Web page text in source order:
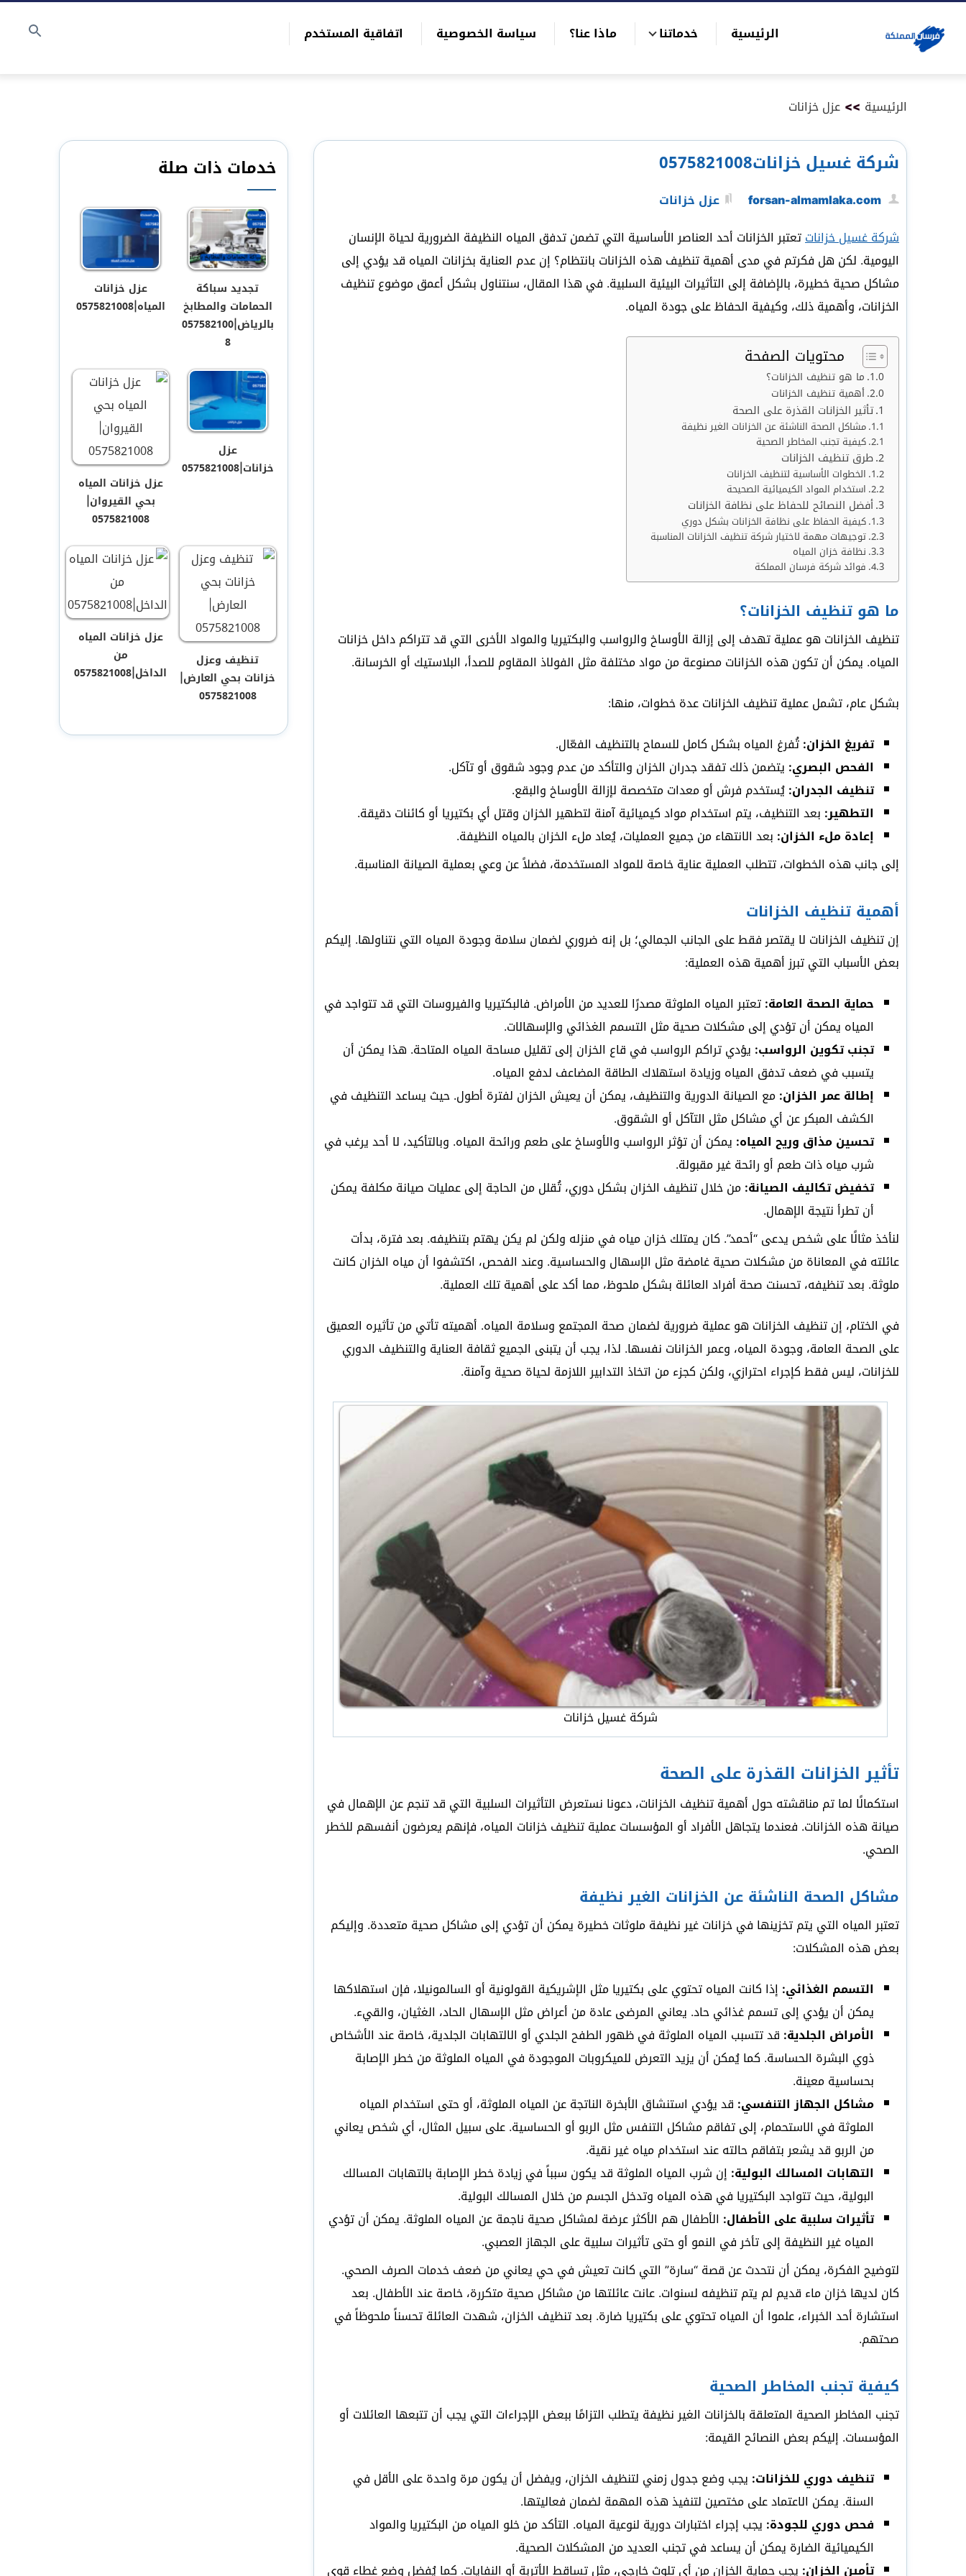
المحتوى
الرئيسية خدماتنا ماذا عنا؟ سياسة الخصوصية اتفاقية المستخدم
الرئيسية >> عزل خزانات
شركة غسيل خزانات0575821008
forsan-almamlaka.com
عزل خزانات
شركة غسيل خزاناتتعتبر الخزانات أحد العناصر الأساسية التي تضمن تدفق المياه النظيفة الضرورية لحياة الإنسان
اليومية. لكن هل فكرتم في مدى أهمية تنظيف هذه الخزانات بانتظام؟ إن عدم العناية بخزانات المياه قد يؤدي إلى
مشاكل صحية خطيرة، بالإضافة إلى التأثيرات البيئية السلبية. في هذا المقال، سنتناول بشكل أعمق موضوع تنظيف
الخزانات، وأهمية ذلك، وكيفية الحفاظ على جودة المياه.
محتويات الصفحة
ما هو تنظيف الخزانات؟
أهمية تنظيف الخزانات
تأثير الخزانات القذرة على الصحة
مشاكل الصحة الناشئة عن الخزانات الغير نظيفة
كيفية تجنب المخاطر الصحية
طرق تنظيف الخزانات
الخطوات الأساسية لتنظيف الخزانات
استخدام المواد الكيميائية الصحيحة
أفضل النصائح للحفاظ على نظافة الخزانات
كيفية الحفاظ على نظافة الخزانات بشكل دوري
توجيهات مهمة لاختيار شركة تنظيف الخزانات المناسبة
نظافة خزان المياه
فوائد شركة فرسان المملكة
ما هو تنظيف الخزانات؟
تنظيف الخزانات هو عملية تهدف إلى إزالة الأوساخ والرواسب والبكتيريا والمواد الأخرى التي قد تتراكم داخل خزانات
المياه. يمكن أن تكون هذه الخزانات مصنوعة من مواد مختلفة مثل الفولاذ المقاوم للصدأ، البلاستيك أو الخرسانة.
بشكل عام، تشمل عملية تنظيف الخزانات عدة خطوات، منها:
تفريغ الخزان:تُفرغ المياه بشكل كامل للسماح بالتنظيف الفعّال.
الفحص البصري: يتضمن ذلك تفقد جدران الخزان والتأكد من عدم وجود شقوق أو تآكل.
تنظيف الجدران:يُستخدم فرش أو معدات متخصصة لإزالة الأوساخ والبقع.
التطهير: بعد التنظيف، يتم استخدام مواد كيميائية آمنة لتطهير الخزان وقتل أي بكتيريا أو كائنات دقيقة.
إعادة ملء الخزان: بعد الانتهاء من جميع العمليات، يُعاد ملء الخزان بالمياه النظيفة.
إلى جانب هذه الخطوات، تتطلب العملية عناية خاصة للمواد المستخدمة، فضلاً عن وعي بعملية الصيانة المناسبة.
أهمية تنظيف الخزانات
إن تنظيف الخزانات لا يقتصر فقط على الجانب الجمالي؛ بل إنه ضروري لضمان سلامة وجودة المياه التي نتناولها. إليكم
بعض الأسباب التي تبرز أهمية هذه العملية:
حماية الصحة العامة:تعتبر المياه الملوثة مصدرًا للعديد من الأمراض. فالبكتيريا والفيروسات التي قد تتواجد في
المياه يمكن أن تؤدي إلى مشكلات صحية مثل التسمم الغذائي والإسهالات.
تجنب تكوين الرواسب: يؤدي تراكم الرواسب في قاع الخزان إلى تقليل مساحة المياه المتاحة. هذا يمكن أن
يتسبب في ضعف تدفق المياه وزيادة استهلاك الطاقة المضاعف لدفع المياه.
إطالة عمر الخزان:مع الصيانة الدورية والتنظيف، يمكن أن يعيش الخزان لفترة أطول. حيث يساعد التنظيف في
الكشف المبكر عن أي مشاكل مثل التآكل أو الشقوق.
تحسين مذاق وريح المياه: يمكن أن تؤثر الرواسب والأوساخ على طعم ورائحة المياه. وبالتأكيد، لا أحد يرغب في
شرب مياه ذات طعم أو رائحة غير مقبولة.
تخفيض تكاليف الصيانة:من خلال تنظيف الخزان بشكل دوري، تُقلل من الحاجة إلى عمليات صيانة مكلفة يمكن
أن تطرأ نتيجة الإهمال.
لنأخذ مثالًا على شخص يدعى “أحمد”. كان يمتلك خزان مياه في منزله ولكن لم يكن يهتم بتنظيفه. بعد فترة، بدأت
عائلته في المعاناة من مشكلات صحية غامضة مثل الإسهال والحساسية. وعند الفحص، اكتشفوا أن مياه الخزان كانت
ملوثة. بعد تنظيفه، تحسنت صحة أفراد العائلة بشكل ملحوظ، مما أكد على أهمية تلك العملية.
في الختام، إن تنظيف الخزانات هو عملية ضرورية لضمان صحة المجتمع وسلامة المياه. أهميته تأتي من تأثيره العميق
على الصحة العامة، وجودة المياه، وعمر الخزانات نفسها. لذا، يجب أن يتبنى الجميع ثقافة العناية والتنظيف الدوري
للخزانات، ليس فقط كإجراء احترازي، ولكن كجزء من اتخاذ التدابير اللازمة لحياة صحية وآمنة.
شركة غسيل خزانات
تأثير الخزانات القذرة على الصحة
استكمالًا لما تم مناقشته حول أهمية تنظيف الخزانات، دعونا نستعرض التأثيرات السلبية التي قد تنجم عن الإهمال في
صيانة هذه الخزانات. فعندما يتجاهل الأفراد أو المؤسسات عملية تنظيف خزانات المياه، فإنهم يعرضون أنفسهم للخطر
الصحي.
مشاكل الصحة الناشئة عن الخزانات الغير نظيفة
تعتبر المياه التي يتم تخزينها في خزانات غير نظيفة ملوثات خطيرة يمكن أن تؤدي إلى مشاكل صحية متعددة. وإليكم
بعض هذه المشكلات:
التسمم الغذائي: إذا كانت المياه تحتوي على بكتيريا مثل الإشريكية القولونية أو السالمونيلا، فإن استهلاكها
يمكن أن يؤدي إلى تسمم غذائي حاد. يعاني المرضى عادة من أعراض مثل الإسهال الحاد، الغثيان، والقيء.
الأمراض الجلدية: قد تتسبب المياه الملوثة في ظهور الطفح الجلدي أو الالتهابات الجلدية، خاصة عند الأشخاص
ذوي البشرة الحساسة. كما يُمكن أن يزيد التعرض للميكروبات الموجودة في المياه الملوثة من خطر الإصابة
بحساسية معينة.
مشاكل الجهاز التنفسي: قد يؤدي استنشاق الأبخرة الناتجة عن المياه الملوثة، أو حتى استخدام المياه
الملوثة في الاستحمام، إلى تفاقم مشاكل التنفس مثل الربو أو الحساسية. على سبيل المثال، أي شخص يعاني
من الربو قد يشعر بتفاقم حالته عند استخدام مياه غير نقية.
التهابات المسالك البولية: إن شرب المياه الملوثة قد يكون سبباً في زيادة خطر الإصابة بالتهابات المسالك
البولية، حيث تتواجد البكتيريا في هذه المياه وتدخل الجسم من خلال المسالك البولية.
تأثيرات سلبية على الأطفال: الأطفال هم الأكثر عرضة لمشاكل صحية ناجمة عن المياه الملوثة. يمكن أن تؤدي
المياه غير النظيفة إلى تأخر في النمو أو حتى تأثيرات سلبية على الجهاز العصبي.
لتوضيح الفكرة، يمكن أن نتحدث عن قصة “سارة” التي كانت تعيش في حي يعاني من ضعف خدمات الصرف الصحي.
كان لديها خزان ماء قديم لم يتم تنظيفه لسنوات. عانت عائلتها من مشاكل صحية متكررة، خاصة عند الأطفال. بعد
استشارة أحد الخبراء، علموا أن المياه تحتوي على بكتيريا ضارة. بعد تنظيف الخزان، شهدت العائلة تحسناً ملحوظاً في
صحتهم.
كيفية تجنب المخاطر الصحية
تجنب المخاطر الصحية المتعلقة بالخزانات الغير نظيفة يتطلب التزامًا ببعض الإجراءات التي يجب أن تتبعها العائلات أو
المؤسسات. إليكم بعض النصائح القيمة:
تنظيف دوري للخزانات: يجب وضع جدول زمني لتنظيف الخزان، ويفضل أن يكون مرة واحدة على الأقل في
السنة. يمكن الاعتماد على مختصين لتنفيذ هذه المهمة لضمان فعاليتها.
فحص دوري للجودة: يجب إجراء اختبارات دورية لنوعية المياه. التأكد من خلو المياه من البكتيريا والمواد
الكيميائية الضارة يمكن أن يساعد في تجنب العديد من المشكلات الصحية.
تأمين الخزان: يجب حماية الخزان من أي تلوث خارجي، مثل تساقط الأتربة أو النفايات. كما يُفضل وضع غطاء قوي
خدمات ذات صلة
تجديد سباكة
الحمامات والمطابخ
بالرياض|057582100
8
عزل خزانات
المياه|0575821008
عزل
خزانات|0575821008
عزل خزانات المياه
بحي القيروان|
0575821008
تنظيف وعزل
خزانات بحي العارض|
0575821008
عزل خزانات المياه
من
الداخل|0575821008